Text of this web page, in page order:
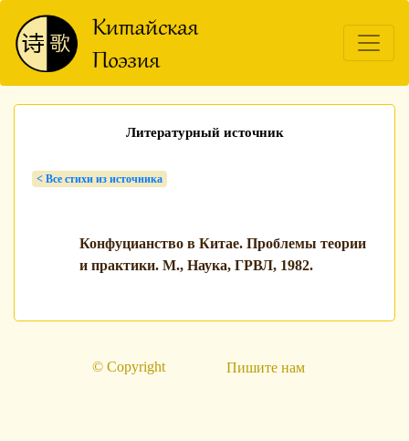
Литературный источник
< Bсе стихи из источника
Конфуцианство в Китае. Проблемы теории
и практики. М., Наука, ГРВЛ, 1982.
© Copyright Пишите нам